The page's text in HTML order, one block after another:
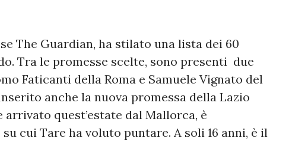
The Guardian, ha stilato una lista dei 60
Tra le promesse scelte, sono presenti due
Faticanti della Roma e Samuele Vignato del
anche la nuova promessa della Lazio
arrivato quest’estate dal Mallorca, è
cui Tare ha voluto puntare. A soli 16 anni, è il